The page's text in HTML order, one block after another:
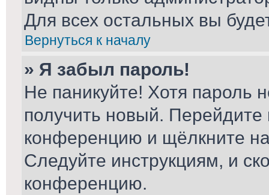
Для всех остальных вы
Вернуться к началу
» Я забыл пароль!
Не паникуйте! Хотя пароль
получить новый. Перейдите
конференцию и щёлкните
Следуйте инструкциям, и
конференцию.